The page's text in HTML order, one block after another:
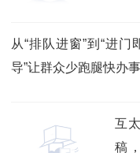
从“排队进窗”到“进门
导”让群众少跑腿快办
互
稿